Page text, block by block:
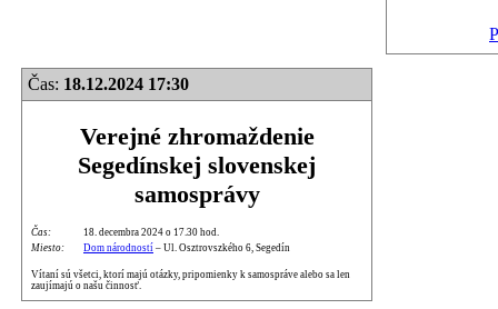
Čas: 18.12.2024 17:30
Verejné zhromaždenie
Segedínskej slovenskej
samosprávy
Čas:
18. decembra 2024 o 17.30 hod.
Miesto:
Dom národností – Ul. Osztrovszkého 6, Segedín
Vítaní sú všetci, ktorí majú otázky, pripomienky k samospráve alebo sa len
zaujímajú o našu činnosť.